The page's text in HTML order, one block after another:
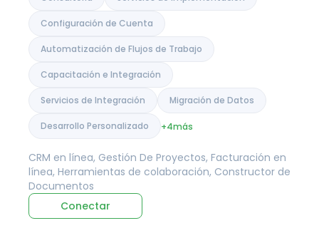
Configuración de Cuenta
Automatización de Flujos de Trabajo
Capacitación e Integración
Servicios de Integración Migración de Datos
Desarrollo Personalizado +4más
CRM en línea, Gestión De Proyectos, Facturación en
línea, Herramientas de colaboración, Constructor de
Documentos
Conectar